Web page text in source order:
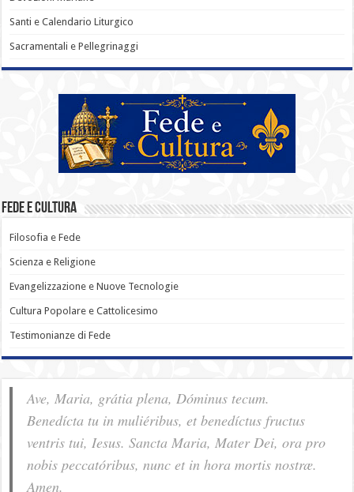
Santi e Calendario Liturgico
Sacramentali e Pellegrinaggi
Fede e Cultura
Filosofia e Fede
Scienza e Religione
Evangelizzazione e Nuove Tecnologie
Cultura Popolare e Cattolicesimo
Testimonianze di Fede
Ave, Maria, grátia plena, Dóminus tecum.
Benedícta tu in muliéribus, et benedíctus fructus
ventris tui, Iesus. Sancta Maria, Mater Dei, ora pro
nobis pec­ca­tóribus, nunc et in hora mortis nostræ.
Amen.